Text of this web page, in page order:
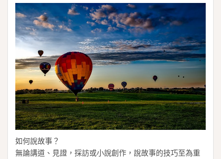
如何說故事？
無論講道、見證，採訪或小說創作，說故事的技巧至為重